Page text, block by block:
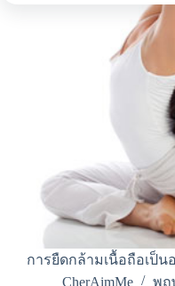
การยืดกล้ามเนื้อถือเป็
CherAimMe
พฤ